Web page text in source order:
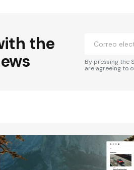
the
By pressing the
are agreeing to